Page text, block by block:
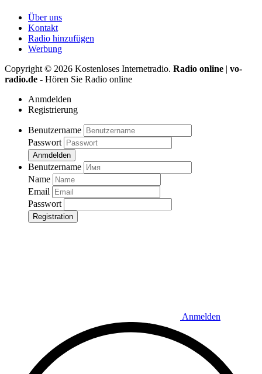
Über uns
Kontakt
Radio hinzufügen
Werbung
Copyright © 2026 Kostenloses Internetradio. Radio online | vo-
radio.de - Hören Sie Radio online
Anmdelden
Registrierung
Benutzername
Passwort
Anmdelden
Benutzername
Name
Email
Passwort
Registration
Anmelden